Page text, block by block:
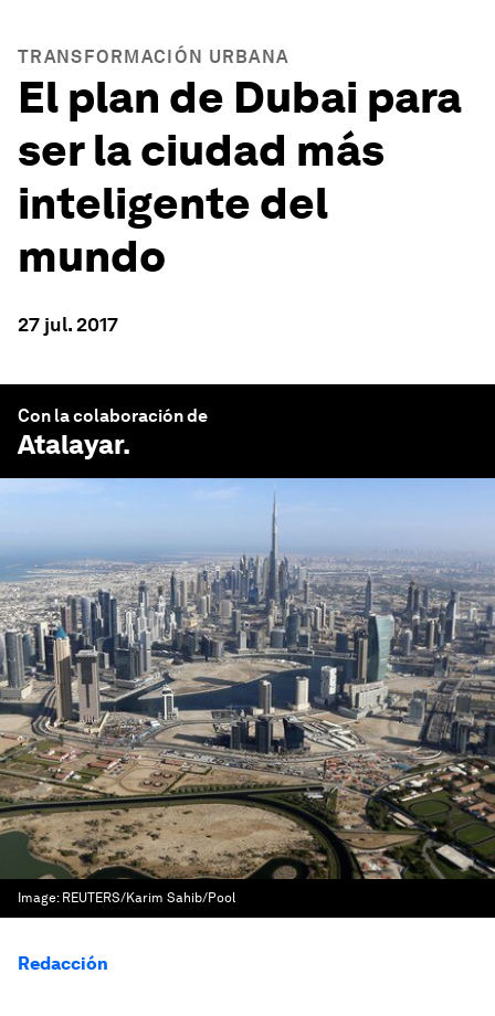
TRANSFORMACIÓN URBANA
El plan de Dubai para
ser la ciudad más
inteligente del
mundo
27 jul. 2017
Con la colaboración de
Atalayar.
Image: REUTERS/Karim Sahib/Pool
Redacción